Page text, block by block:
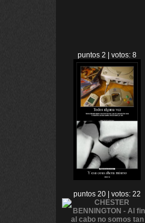
puntos 2 | votos: 8
puntos 20 | votos: 22